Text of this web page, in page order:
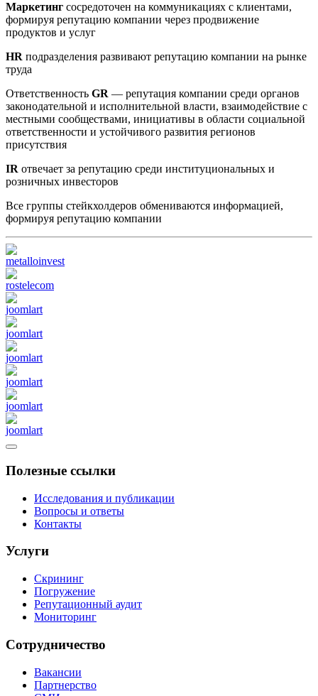
Маркетинг сосредоточен на коммуникациях с клиентами,
формируя репутацию компании через продвижение
продуктов и услуг
HR подразделения развивают репутацию компании на рынке
труда
Ответственность GR — репутация компании среди органов
законодательной и исполнительной власти, взаимодействие с
местными сообществами, инициативы в области социальной
ответственности и устойчивого развития регионов
присутствия
IR отвечает за репутацию среди институциональных и
розничных инвесторов
Все группы стейкхолдеров обмениваются информацией,
формируя репутацию компании
Полезные ссылки
Исследования и публикации
Вопросы и ответы
Контакты
Услуги
Скрининг
Погружение
Репутационный аудит
Мониторинг
Сотрудничество
Вакансии
Партнерство